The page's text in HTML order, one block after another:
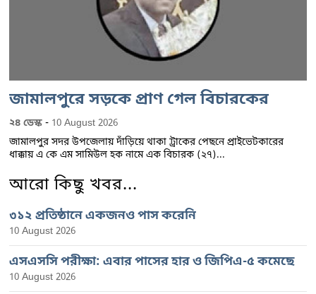
জামালপুরে সড়কে প্রাণ গেল বিচারকের
২৪ ডেস্ক - 10 August 2026
জামালপুর সদর উপজেলায় দাঁড়িয়ে থাকা ট্রাকের পেছনে প্রাইভেটকারের
ধাক্কায় এ কে এম সামিউল হক নামে এক বিচারক (২৭)...
আরো কিছু খবর...
৩১২ প্রতিষ্ঠানে একজনও পাস করেনি
10 August 2026
এসএসসি পরীক্ষা: এবার পাসের হার ও জিপিএ-৫ কমেছে
10 August 2026